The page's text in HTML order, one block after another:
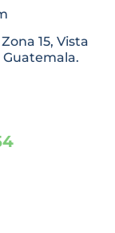
15, Vista